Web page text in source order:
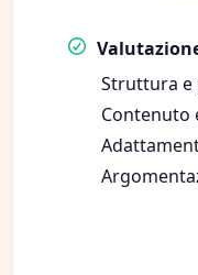
Struttura e
Contenuto